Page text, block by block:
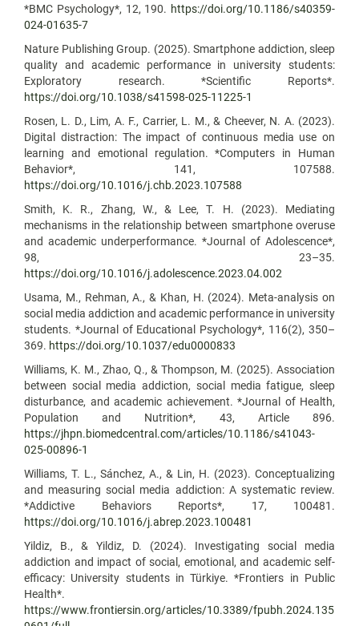
*BMC Psychology*, 12, 190. https://doi.org/10.1186/s40359-
024-01635-7
Nature Publishing Group. (2025). Smartphone addiction, sleep
quality and academic performance in university students:
Exploratory research. *Scientific Reports*.
https://doi.org/10.1038/s41598-025-11225-1
Rosen, L. D., Lim, A. F., Carrier, L. M., & Cheever, N. A. (2023).
Digital distraction: The impact of continuous media use on
learning and emotional regulation. *Computers in Human
Behavior*, 141, 107588.
https://doi.org/10.1016/j.chb.2023.107588
Smith, K. R., Zhang, W., & Lee, T. H. (2023). Mediating
mechanisms in the relationship between smartphone overuse
and academic underperformance. *Journal of Adolescence*,
98, 23–35.
https://doi.org/10.1016/j.adolescence.2023.04.002
Usama, M., Rehman, A., & Khan, H. (2024). Meta-analysis on
social media addiction and academic performance in university
students. *Journal of Educational Psychology*, 116(2), 350–
369. https://doi.org/10.1037/edu0000833
Williams, K. M., Zhao, Q., & Thompson, M. (2025). Association
between social media addiction, social media fatigue, sleep
disturbance, and academic achievement. *Journal of Health,
Population and Nutrition*, 43, Article 896.
https://jhpn.biomedcentral.com/articles/10.1186/s41043-
025-00896-1
Williams, T. L., Sánchez, A., & Lin, H. (2023). Conceptualizing
and measuring social media addiction: A systematic review.
*Addictive Behaviors Reports*, 17, 100481.
https://doi.org/10.1016/j.abrep.2023.100481
Yildiz, B., & Yildiz, D. (2024). Investigating social media
addiction and impact of social, emotional, and academic self-
efficacy: University students in Türkiye. *Frontiers in Public
Health*.
https://www.frontiersin.org/articles/10.3389/fpubh.2024.135